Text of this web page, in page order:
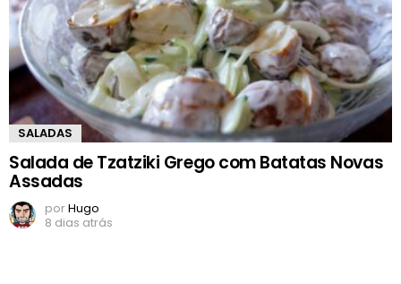
SALADAS
Salada de Tzatziki Grego com Batatas Novas
Assadas
porHugo
8 dias atrás